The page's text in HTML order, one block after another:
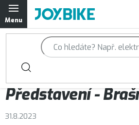
Přejít
na
obsah
Trailová kola Qayron
Horská kola Qayron
Dámská horská kola Qayron
Předváděcí kola Qayron
Magazín JOY.BIKE
Představení -
31.8.2023